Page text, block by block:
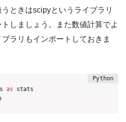
ときはscipyというライブラリ
しましょう。また数値計算でよ
ラリもインポートしておきま
as